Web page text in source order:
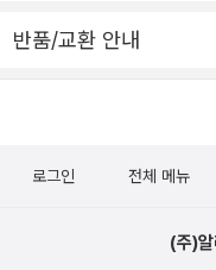
한 일본의 연루 위험을 피
관점에서 분석한다. 아베
기획을 정권의 가장 중요
권보다 매진하였다. 이 글
정치는 여성들의 실질적
반품/교환 안내
로그인 전체 메뉴
(주)